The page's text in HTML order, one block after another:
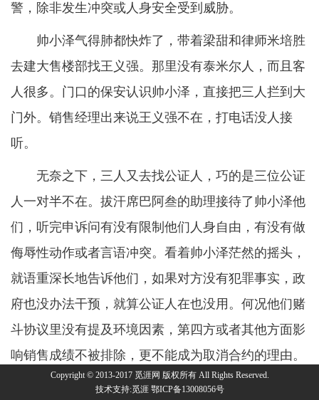
警，除非发生冲突或人身安全受到威胁。
帅小泽气得肺都快炸了，带着梁甜和律师米培胜
去建大售楼部找王义强。那里没有泰米尔人，而且客
人很多。门口的保安认识帅小泽，直接把三人拦到大
门外。销售经理出来说王义强不在，打电话没人接
听。
无奈之下，三人又去找公证人，巧的是三位公证
人一对半不在。拔汗席巴阿叁的助理接待了帅小泽他
们，听完申诉问有没有限制他们人身自由，有没有做
侮辱性动作或者言语冲突。看着帅小泽茫然的摇头，
就语重深长地告诉他们，如果对方没有犯罪事实，政
府也没办法干预，就算公证人在也没用。何况他们赌
斗协议里没有提及环境因素，第四方或者其他方面影
响销售成绩不被排除，更不能成为取消合约的理由。
十一月二十八号，距离十二月一号揭晓结果只剩
Copyright © 2013-2017 觅涯网 版权所有 All Rights Reserved.
技术支持:觅涯 鄂ICP备13008056号